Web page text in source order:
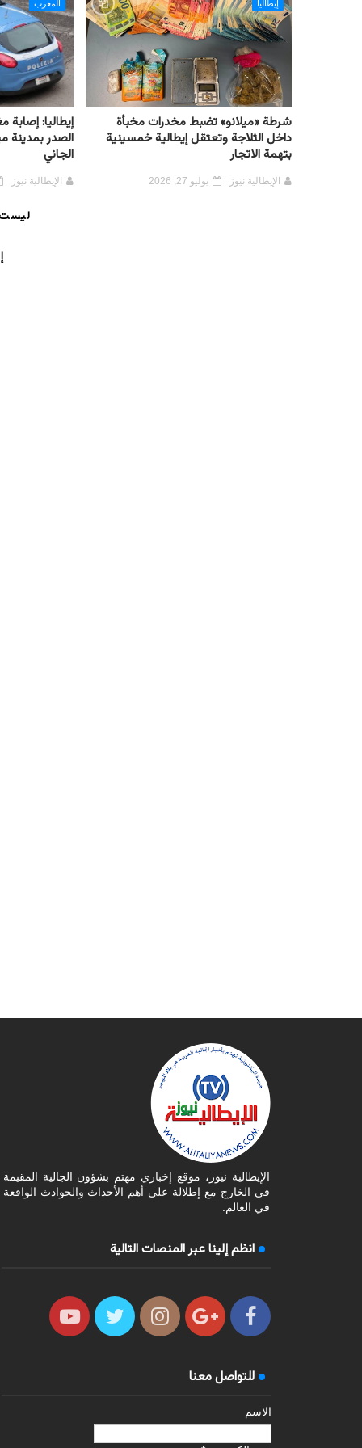
إيطاليا
شرطة «ميلانو» تضبط مخدرات مخبأة
داخل الثلاجة وتعتقل إيطالية خمسينية
بتهمة الاتجار
الإيطالية نيوز يوليو 27, 2026
المغرب
إيطاليا:
الصدر بمدينة
الجاني
الإيطالية نيوز
الإيطالية نيوز، موقع إخباري مهتم بشؤون الجالية المقيمة
في الخارج مع إطلالة على أهم الأحداث والحوادث الواقعة
في العالم.
انظم إلينا عبر المنصات التالية
للتواصل معنا
الاسم